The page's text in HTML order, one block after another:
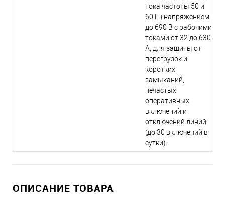
тока частоты 50 и
60 Гц напряжением
до 690 В с рабочими
токами от 32 до 630
А, для защиты от
перегрузок и
коротких
замыканий,
нечастых
оперативных
включений и
отключений линий
(до 30 включений в
сутки).
ОПИСАНИЕ ТОВАРА